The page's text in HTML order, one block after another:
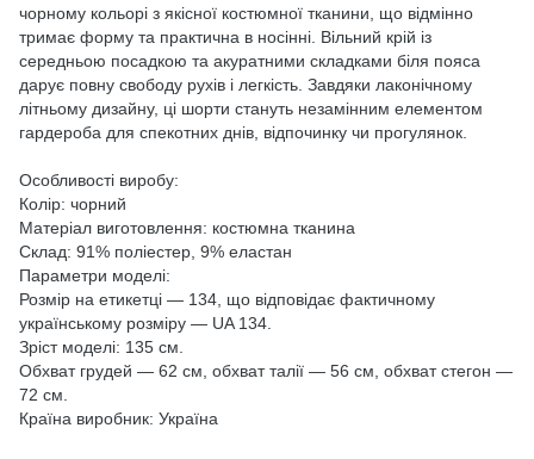
чорному кольорі з якісної костюмної тканини, що відмінно
тримає форму та практична в носінні. Вільний крій із
середньою посадкою та акуратними складками біля пояса
дарує повну свободу рухів і легкість. Завдяки лаконічному
літньому дизайну, ці шорти стануть незамінним елементом
гардероба для спекотних днів, відпочинку чи прогулянок.
Особливості виробу:
Колір: чорний
Матеріал виготовлення: костюмна тканина
Склад: 91% поліестер, 9% еластан
Параметри моделі:
Розмір на етикетці — 134, що відповідає фактичному
українському розміру — UA 134.
Зріст моделі: 135 см.
Обхват грудей — 62 см, обхват талії — 56 см, обхват стегон —
72 см.
Країна виробник: Україна